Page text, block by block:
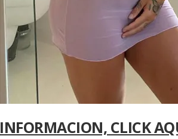
INFORMACION, CLICK